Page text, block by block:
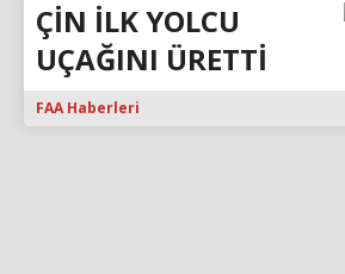
ÇİN İLK YOLCU
UÇAĞINI ÜRETTİ
FAA Haberleri